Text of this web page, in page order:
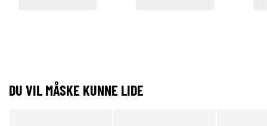
DU VIL MÅSKE KUNNE LIDE